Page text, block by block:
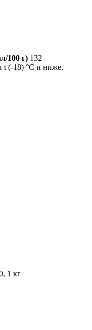
100 г) 132
t (-18) °C и ниже.
1 кг